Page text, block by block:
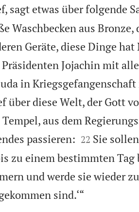
sagt etwas über folgende
Waschbecken aus Bronze,
Geräte, diese Dinge
Jojachin mit
in
über diese Welt, der Gott
aus dem
passieren:
22 Sie
zu einem bestimmten
und werde sie wieder
sind.‘“